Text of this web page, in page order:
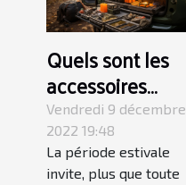
Quels sont les
accessoires
pour faire du
camping ?
Vendredi 9 décembre
2022 19:48
La période estivale
invite, plus que toute